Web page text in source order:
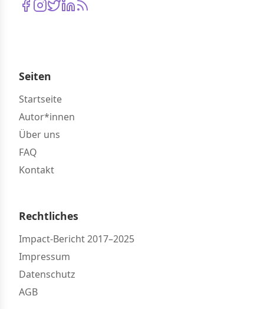
Seiten
Startseite
Autor*innen
Über uns
FAQ
Kontakt
Rechtliches
Impact-Bericht 2017–2025
Impressum
Datenschutz
AGB